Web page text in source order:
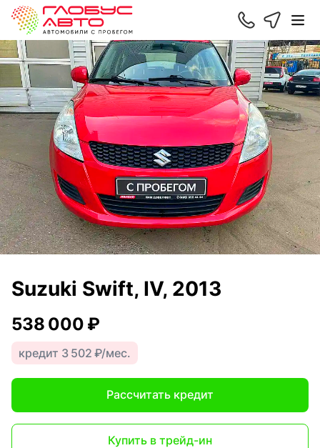
Suzuki Swift, IV, 2013
538 000 ₽
кредит 3 502 ₽/мес.
Рассчитать кредит
Купить в трейд-ин